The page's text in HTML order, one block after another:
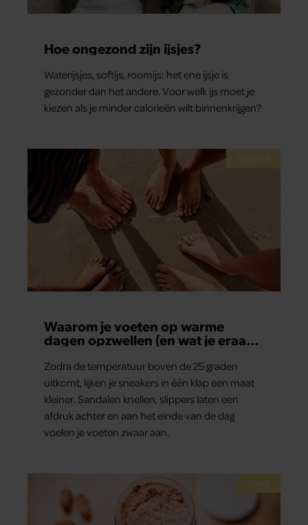
Hoe ongezond zijn ijsjes?
Waterijsjes, softijs, roomijs: het ene ijsje is
gezonder dan het andere. Voor welk ijs moet je
kiezen als je minder calorieën wilt binnenkrijgen?
Gezond
Waarom je voeten op warme
dagen opzwellen (en wat je eraan
Zodra de temperatuur boven de 25 graden
uitkomt, lijken je sneakers in één klap een maat
kleiner. Sandalen knellen, slippers laten een
afdruk achter en aan het einde van de dag
voelen je voeten zwaar aan.
Food